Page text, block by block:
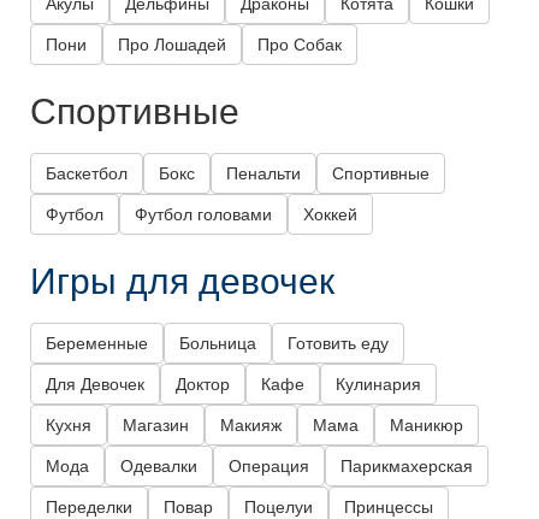
Акулы Дельфины Драконы Котята Кошки
Пони Про Лошадей Про Собак
Спортивные
Баскетбол Бокс Пенальти Спортивные
Футбол Футбол головами Хоккей
Игры для девочек
Беременные Больница Готовить еду
Для Девочек Доктор Кафе Кулинария
Кухня Магазин Макияж Мама Маникюр
Мода Одевалки Операция Парикмахерская
Переделки Повар Поцелуи Принцессы